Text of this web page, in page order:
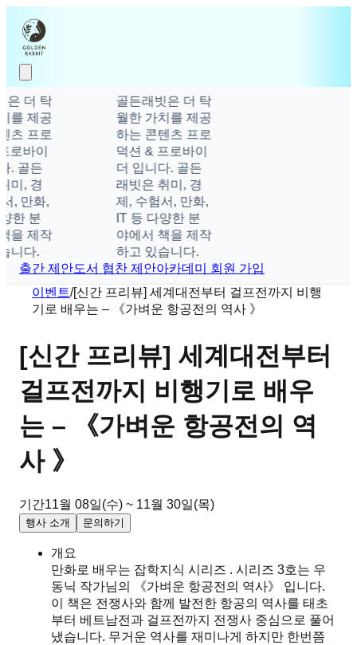
은 더 탁
를 제공
츠 프로
로바이
. 골든
미, 경
, 만화,
한 분
을 제작
니다.
골든래빗은 더 탁
월한 가치를 제공
하는 콘텐츠 프로
덕션 & 프로바이
더 입니다. 골든
래빗은 취미, 경
제, 수험서, 만화,
IT 등 다양한 분
야에서 책을 제작
하고 있습니다.
출간 제안도서 협찬 제안아카데미 회원 가입
이벤트/[신간 프리뷰] 세계대전부터 걸프전까지 비행
기로 배우는 – 《가벼운 항공전의 역사 》
[신간 프리뷰] 세계대전부터
걸프전까지 비행기로 배우
는 – 《가벼운 항공전의 역
사 》
기간11월 08일(수) ~ 11월 30일(목)
행사 소개 문의하기
개요
만화로 배우는 잡학지식 시리즈 . 시리즈 3호는 우
동닉 작가님의 《가벼운 항공전의 역사》 입니다.
이 책은 전쟁사와 함께 발전한 항공의 역사를 태초
부터 베트남전과 걸프전까지 전쟁사 중심으로 풀어
냈습니다. 무거운 역사를 재미나게 하지만 한번쯤